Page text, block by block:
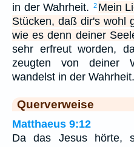
in der Wahrheit.
2 Mein
Stücken, daß dir's wohl
wie es denn deiner
sehr erfreut worden,
zeugten von deiner
wandelst in der
Querverweise
Matthaeus 9:12
Da das Jesus hörte,